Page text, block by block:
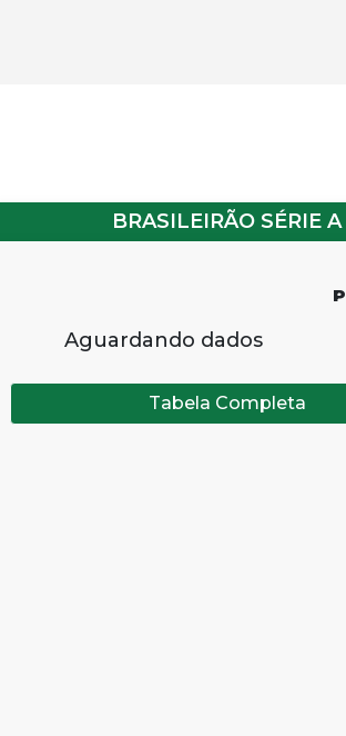
BRASILEIRÃO SÉRIE A
P
Aguardando dados
Tabela Completa